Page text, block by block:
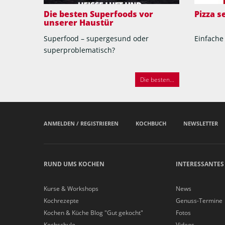
Die besten Superfoods vor
unserer Haustür
Superfood – supergesund oder
superproblematisch?
Die besten...
Pizza
ANMELDEN / REGISTRIEREN KOCHBUCH NEWSLETTER
RUND UMS KOCHEN
Kurse & Workshops
Kochrezepte
Kochen & Küche Blog "Gut gekocht"
News
Genuss-Termine
Fotos